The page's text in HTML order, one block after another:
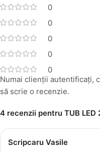
0
0
0
0
0
4 recenzii pentru TUB
Scripcaru Vasile
Numai clienții autentificați,
să scrie o recenzie.